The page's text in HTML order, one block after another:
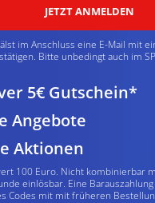
JETZT ANMELDEN
im Anschluss eine E-Mail mit
Bitte unbedingt auch im
5€ Gutschein*
Angebote
Aktionen
100 Euro. Nicht kombinierbar
einlösbar. Eine
Codes mit mit früheren